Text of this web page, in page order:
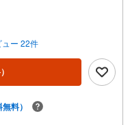
～18:00】この時間帯は
ズです。住み替えをご希
ンがございます。お気軽
駅徒歩15分●2沿線利用可●
ム◇当社の強みは（1）リフ
っている為、お客様に最適
おりますので、ご予算・ご
ー 22件
料）